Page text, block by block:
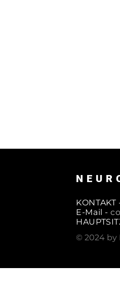
KONTAKT
E-Mail -
© 2024 by